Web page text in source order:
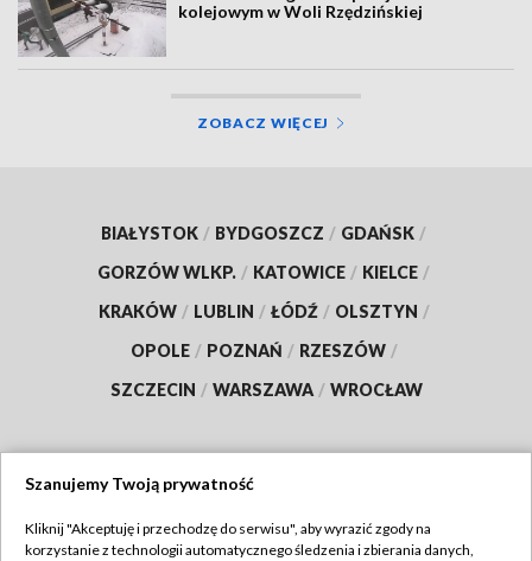
kolejowym w Woli Rzędzińskiej
ZOBACZ WIĘCEJ
BIAŁYSTOK / BYDGOSZCZ / GDAŃSK /
GORZÓW WLKP. / KATOWICE / KIELCE /
KRAKÓW / LUBLIN / ŁÓDŹ / OLSZTYN /
OPOLE / POZNAŃ / RZESZÓW /
SZCZECIN / WARSZAWA / WROCŁAW
TVP
Szanujemy Twoją prywatność
Kliknij "Akceptuję i przechodzę do serwisu", aby wyrazić zgody na
korzystanie z technologii automatycznego śledzenia i zbierania danych,